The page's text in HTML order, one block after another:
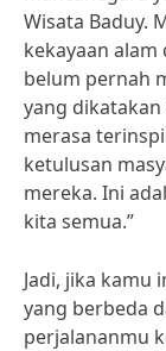
Wisata Baduy.
kekayaan
belum pernah
yang dikatakan
merasa
ketulusan
mereka. Ini
kita semua.”
Jadi, jika kamu
yang berbeda
perjalananmu